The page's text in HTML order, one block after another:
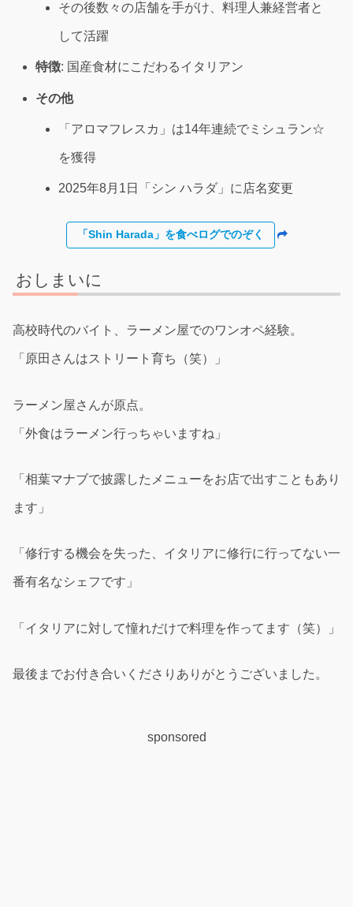
その後数々の店舗を手がけ、料理人兼経営者と
して活躍
特徴: 国産食材にこだわるイタリアン
その他
「アロマフレスカ」は14年連続でミシュラン☆
を獲得
2025年8月1日「シン ハラダ」に店名変更
「Shin Harada」を食べログでのぞく
おしまいに
高校時代のバイト、ラーメン屋でのワンオペ経験。
「原田さんはストリート育ち（笑）」
ラーメン屋さんが原点。
「外食はラーメン行っちゃいますね」
「相葉マナブで披露したメニューをお店で出すこともあり
ます」
「修行する機会を失った、イタリアに修行に行ってない一
番有名なシェフです」
「イタリアに対して憧れだけで料理を作ってます（笑）」
最後までお付き合いくださりありがとうございました。
sponsored